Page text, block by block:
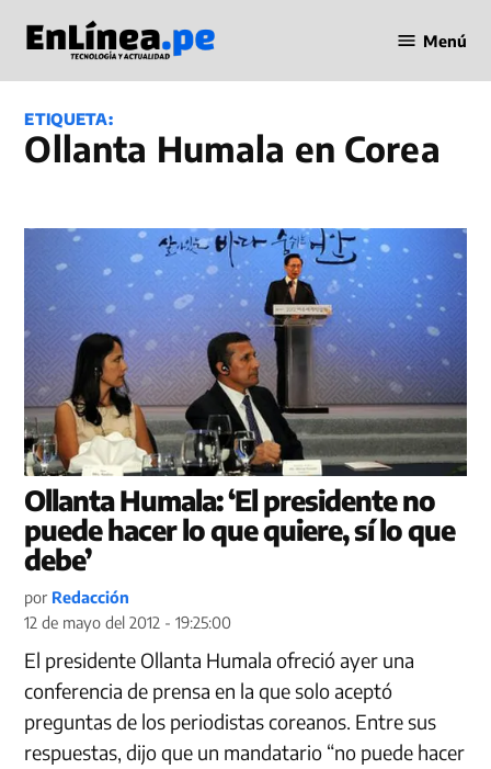
contenido
en Línea
Menú
ETIQUETA:
Ollanta Humala en Corea
Ollanta Humala: ‘El presidente no
puede hacer lo que quiere, sí lo que
debe’
por Redacción
12 de mayo del 2012 - 19:25:00
El presidente Ollanta Humala ofreció ayer una
conferencia de prensa en la que solo aceptó
preguntas de los periodistas coreanos. Entre sus
respuestas, dijo que un mandatario “no puede hacer